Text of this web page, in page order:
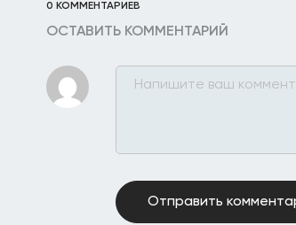
0 КОММЕНТАРИЕВ
ОСТАВИТЬ КОММЕНТАРИЙ